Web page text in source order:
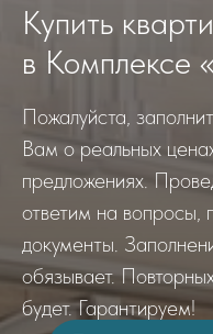
Купить
в
Пожалуйста,
Вам о реальных
предложениях.
ответим на вопросы,
документы.
обязывает.
будет. Гарантируем!